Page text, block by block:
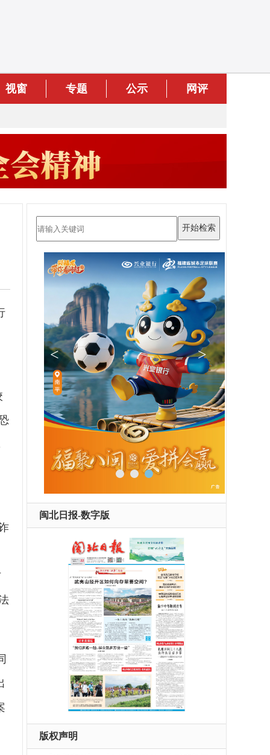
视窗 专题 公示 网评
闽北日报-数字版
版权声明